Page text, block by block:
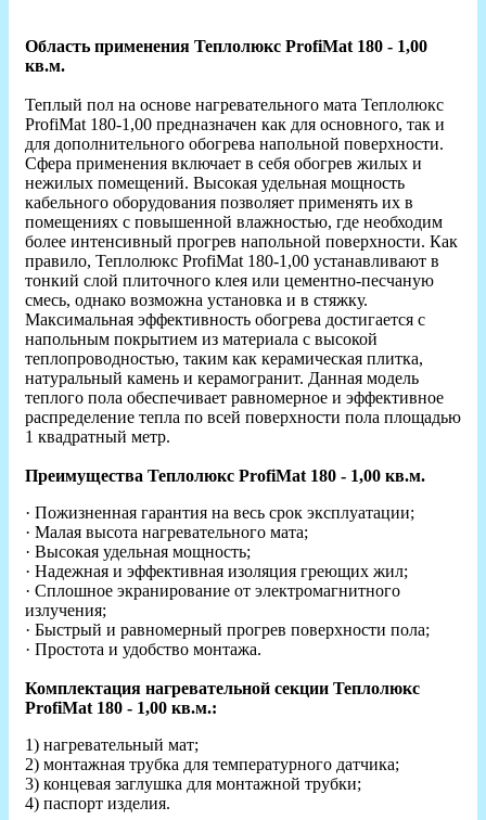
Область применения Теплолюкс ProfiMat 180 - 1,00
кв.м.
Теплый пол на основе нагревательного мата Теплолюкс
ProfiMat 180-1,00 предназначен как для основного, так и
для дополнительного обогрева напольной поверхности.
Сфера применения включает в себя обогрев жилых и
нежилых помещений. Высокая удельная мощность
кабельного оборудования позволяет применять их в
помещениях с повышенной влажностью, где необходим
более интенсивный прогрев напольной поверхности. Как
правило, Теплолюкс ProfiMat 180-1,00 устанавливают в
тонкий слой плиточного клея или цементно-песчаную
смесь, однако возможна установка и в стяжку.
Максимальная эффективность обогрева достигается с
напольным покрытием из материала с высокой
теплопроводностью, таким как керамическая плитка,
натуральный камень и керамогранит. Данная модель
теплого пола обеспечивает равномерное и эффективное
распределение тепла по всей поверхности пола площадью
1 квадратный метр.
Преимущества Теплолюкс ProfiMat 180 - 1,00 кв.м.
· Пожизненная гарантия на весь срок эксплуатации;
· Малая высота нагревательного мата;
· Высокая удельная мощность;
· Надежная и эффективная изоляция греющих жил;
· Сплошное экранирование от электромагнитного
излучения;
· Быстрый и равномерный прогрев поверхности пола;
· Простота и удобство монтажа.
Комплектация нагревательной секции Теплолюкс
ProfiMat 180 - 1,00 кв.м.:
1) нагревательный мат;
2) монтажная трубка для температурного датчика;
3) концевая заглушка для монтажной трубки;
4) паспорт изделия.